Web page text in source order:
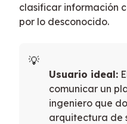
clasificar información
por lo desconocido.
Usuario ideal:
comunicar un
ingeniero que
arquitectura de